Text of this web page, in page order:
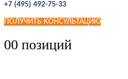
+7 (495) 492-75-33
ПОЛУЧИТЬ КОНСУЛЬТАЦИЮ
00 позиций